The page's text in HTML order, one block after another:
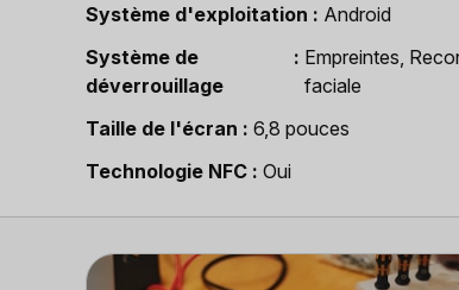
Système d'exploitation
Android
Système de
déverrouillage
Empreintes,
faciale
Taille de l'écran
6,8 pouces
Technologie NFC
Oui